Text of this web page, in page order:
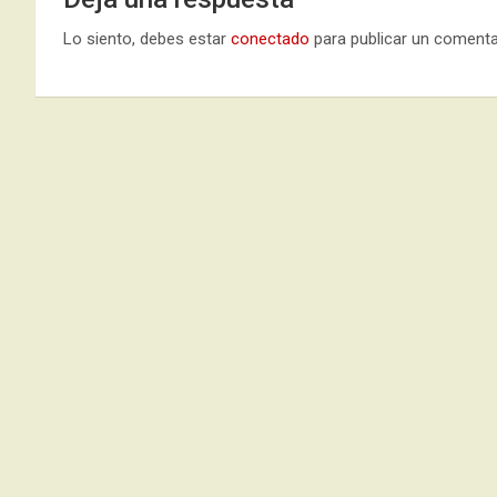
Lo siento, debes estar conectado para publicar un